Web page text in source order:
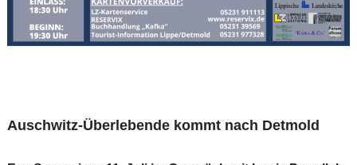
Auschwitz-Überlebende kommt nach Detmold